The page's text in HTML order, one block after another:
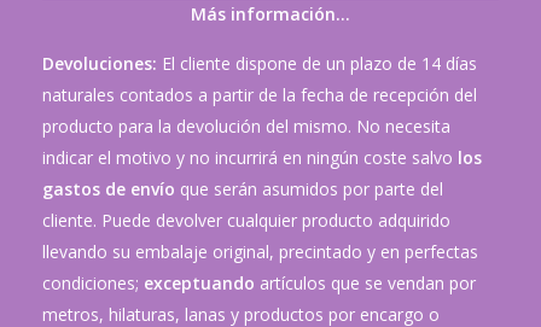
Más información…
Devoluciones: El cliente dispone de un plazo de 14 días
naturales contados a partir de la fecha de recepción del
producto para la devolución del mismo. No necesita
indicar el motivo y no incurrirá en ningún coste salvo los
gastos de envío que serán asumidos por parte del
cliente. Puede devolver cualquier producto adquirido
llevando su embalaje original, precintado y en perfectas
condiciones; exceptuando artículos que se vendan por
metros, hilaturas, lanas y productos por encargo o